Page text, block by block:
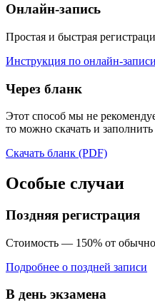
Онлайн-запись
Простая и быстрая
Инструкция по онлайн-записи
Через бланк
Этот способ мы не
то можно скачать и
Скачать бланк (PDF)
Особые случаи
Поздняя регистрация
Стоимость — 150% от
Подробнее о поздней записи
В день экзамена